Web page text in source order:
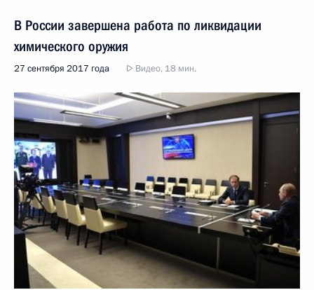
В России завершена работа по ликвидации
химического оружия
27 сентября 2017 года Видео, 18 мин.